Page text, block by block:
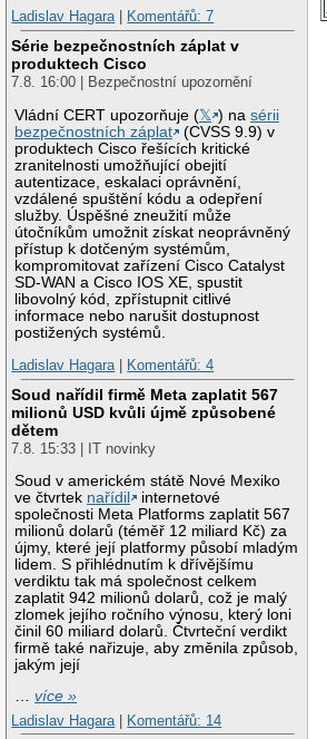
Ladislav Hagara| Komentářů: 7
Série bezpečnostních záplat v
produktech Cisco
7.8. 16:00 | Bezpečnostní upozornění
Vládní CERT upozorňuje (𝕏 ) nasérii
bezpečnostních záplat
(CVSS 9.9) v
produktech Cisco řešících kritické
zranitelnosti umožňující obejití
autentizace, eskalaci oprávnění,
vzdálené spuštění kódu a odepření
služby. Úspěšné zneužití může
útočníkům umožnit získat neoprávněný
přístup k dotčeným systémům,
kompromitovat zařízení Cisco Catalyst
SD-WAN a Cisco IOS XE, spustit
libovolný kód, zpřístupnit citlivé
informace nebo narušit dostupnost
postižených systémů.
Ladislav Hagara| Komentářů: 4
Soud nařídil firmě Meta zaplatit 567
milionů USD kvůli újmě způsobené
dětem
7.8. 15:33 | IT novinky
Soud v americkém státě Nové Mexiko
ve čtvrtek nařídil
internetové
společnosti Meta Platforms zaplatit 567
milionů dolarů (téměř 12 miliard Kč) za
újmy, které její platformy působí mladým
lidem. S přihlédnutím k dřívějšímu
verdiktu tak má společnost celkem
zaplatit 942 milionů dolarů, což je malý
zlomek jejího ročního výnosu, který loni
činil 60 miliard dolarů. Čtvrteční verdikt
firmě také nařizuje, aby změnila způsob,
jakým její
…více »
Ladislav Hagara
Komentářů: 14